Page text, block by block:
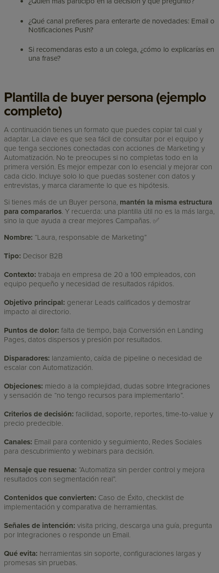
¿Qué canal prefieres para enterarte de novedades: Email o
Notificaciones Push?
Si recomendaras esto a un colega, ¿cómo lo explicarías en
una frase?
Plantilla de buyer persona (ejemplo
completo)
A continuación tienes un formato que puedes copiar tal cual y
adaptar. La clave es que sea fácil de consultar por el equipo y
que tenga secciones conectadas con acciones de Marketing y
Automatización. No te preocupes si no completas todo en la
primera versión. Es mejor empezar con lo esencial y mejorar con
cada ciclo. Incluye solo lo que puedas sostener con datos y
entrevistas, y marca claramente lo que es hipótesis.
Si tienes más de un Buyer persona, mantén la misma estructura
para compararlos. Y recuerda: una plantilla útil no es la más larga,
sino la que ayuda a crear mejores Campañas. ✅
Nombre: “Laura, responsable de Marketing”
Tipo: Decisor B2B
Contexto: trabaja en empresa de 20 a 100 empleados, con
equipo pequeño y necesidad de resultados rápidos.
Objetivo principal: generar Leads calificados y demostrar
impacto al directorio.
Puntos de dolor: falta de tiempo, baja Conversión en Landing
Pages, datos dispersos y presión por resultados.
Disparadores: lanzamiento, caída de pipeline o necesidad de
escalar con Automatización.
Objeciones: miedo a la complejidad, dudas sobre Integraciones
y sensación de “no tengo recursos para implementarlo”.
Criterios de decisión: facilidad, soporte, reportes, time-to-value y
precio predecible.
Canales: Email para contenido y seguimiento, Redes Sociales
para descubrimiento y webinars para decisión.
Mensaje que resuena: “Automatiza sin perder control y mejora
resultados con segmentación real”.
Contenidos que convierten: Caso de Éxito, checklist de
implementación y comparativa de herramientas.
Señales de intención: visita pricing, descarga una guía, pregunta
por Integraciones o responde un Email.
Qué evita: herramientas sin soporte, configuraciones largas y
promesas sin pruebas.